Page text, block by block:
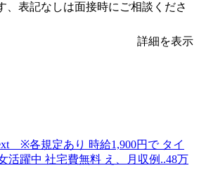
、表記なしは面接時にご相談くださ
詳細を表示